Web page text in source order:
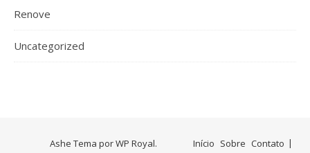
Renove
Uncategorized
Início Sobre Contato
Ashe Tema porWP Royal.